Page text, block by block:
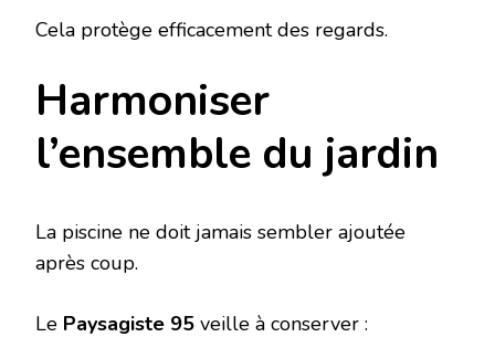
Cela protège efficacement des regards.
Harmoniser
l’ensemble du jardin
La piscine ne doit jamais sembler ajoutée
après coup.
Le Paysagiste 95 veille à conserver :